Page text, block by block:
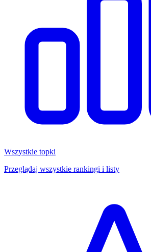
Wszystkie topki
Przeglądaj wszystkie rankingi i listy